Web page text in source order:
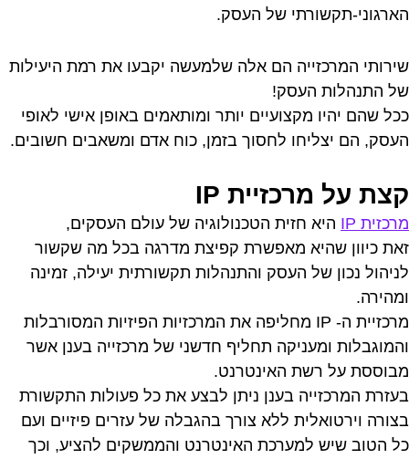
הארגוני-תקשורתי של העסק.
שירותי המרכזייה הם אלה שלמעשה יקבעו את רמת היעילות
של התנהלות העסק!
ככל שהם יהיו מקצועיים יותר ומותאמים באופן אישי לאופי
העסק, הם יצליחו לחסוך בזמן, כוח אדם ומשאבים חשובים.
קצת על מרכזיית IP
מרכזית IP
היא חזית הטכנולוגיה של עולם העסקים,
זאת כיוון שהיא מאפשרת קפיצת מדרגה בכל מה שקשור
לניהול נכון של העסק והתנהלות תקשורתית יעילה, זמינה
ומהירה.
מרכזיית ה- IP מחליפה את המרכזיות הפיזיות המסורבלות
והמוגבלות ומעניקה תחליף חדשני של מרכזייה בענן אשר
מבוססת על רשת האינטרנט.
בעזרת המרכזייה בענן ניתן לבצע את כל פעולות התקשורת
בצורה וירטואלית ללא צורך בהגבלה של עזרים פיזיים ועם
כל הטוב שיש למערכת האינטרנט והממשקים להציע, וכך